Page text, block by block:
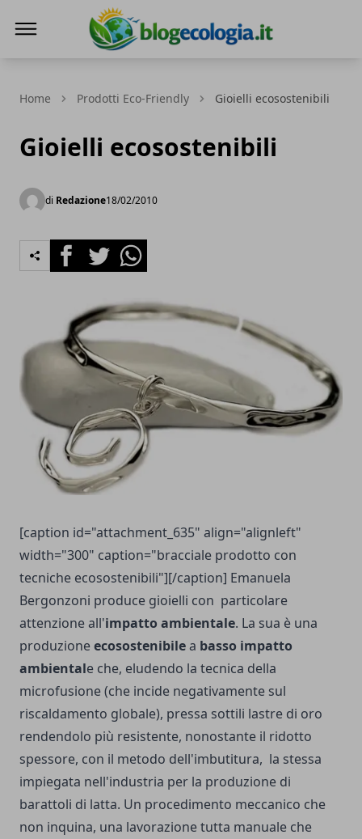
Home Prodotti Eco-Friendly Gioielli ecosostenibili
Gioielli ecosostenibili
di Redazione18/02/2010
FacebookTwitterWhatsapp
[caption id="attachment_635" align="alignleft"
width="300" caption="bracciale prodotto con
tecniche ecosostenibili"][/caption] Emanuela
Bergonzoni produce gioielli con particolare
attenzione all'impatto ambientale. La sua è una
produzioneecosostenibilea basso impatto
ambientale che, eludendo la tecnica della
microfusione (che incide negativamente sul
riscaldamento globale), pressa sottili lastre di oro
rendendolo più resistente, nonostante il ridotto
spessore, con il metodo dell'imbutitura, la stessa
impiegata nell'industria per la produzione di
barattoli di latta. Un procedimento meccanico che
non inquina, una lavorazione tutta manuale che